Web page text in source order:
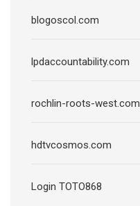
blogoscol.com
lpdaccountability.com
rochlin-roots-west.com
hdtvcosmos.com
Login TOTO868